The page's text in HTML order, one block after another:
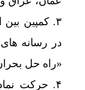
۳. کمپین
در رسانه
«راه حل
۴. حرکت